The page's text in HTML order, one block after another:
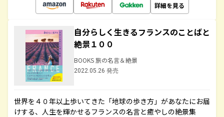
詳細を見る
自分らしく生きるフランスのことばと
絶景１００
BOOKS 旅の名言＆絶景
2022.05.26 発売
世界を４０年以上歩いてきた「地球の歩き方」があなたにお届
けする、人生を輝かせるフランスの名言と癒やしの絶景集